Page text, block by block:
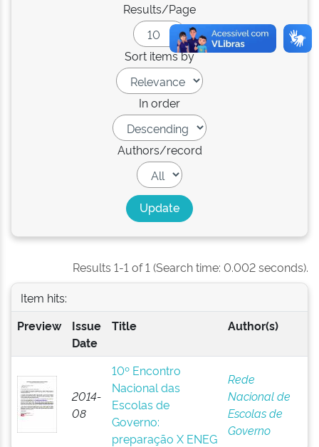
Results/Page
Sort items by
In order
Authors/record
Results 1-1 of 1 (Search time: 0.002 seconds).
Item hits:
Preview
Issue
Date
Title Author(s)
2014-
08
10º Encontro
Nacional das
Escolas de
Governo:
preparação X ENEG
Rede
Nacional de
Escolas de
Governo